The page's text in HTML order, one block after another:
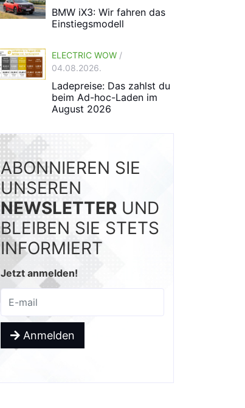
BMW iX3: Wir fahren das
Einstiegsmodell
ELECTRIC WOW /
04.08.2026.
Ladepreise: Das zahlst du
beim Ad-hoc-Laden im
August 2026
ABONNIEREN SIE
UNSEREN
NEWSLETTER UND
BLEIBEN SIE STETS
INFORMIERT
Jetzt anmelden!
Anmelden